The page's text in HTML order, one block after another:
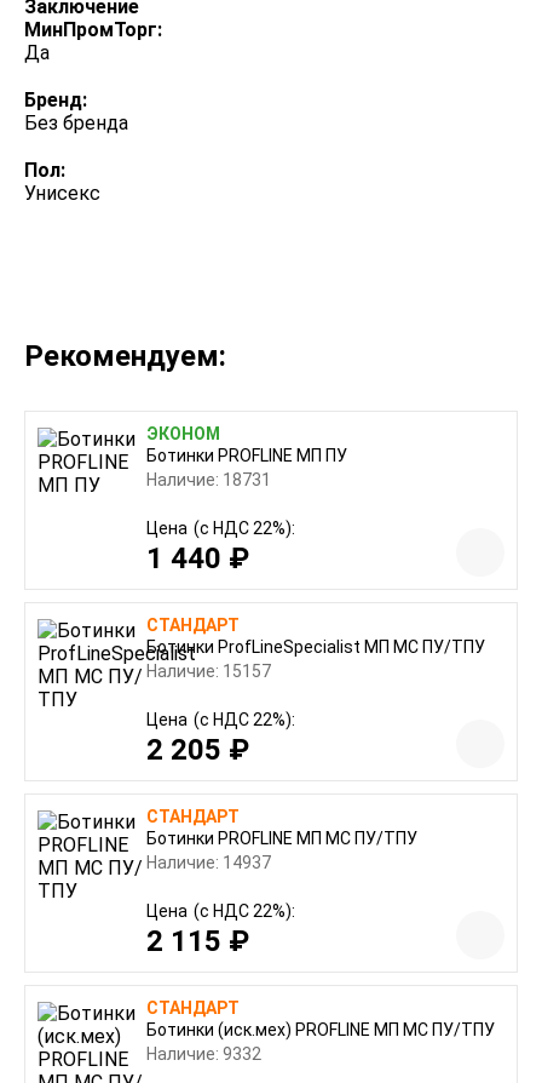
Заключение
МинПромТорг:
Да
Бренд:
Без бренда
Пол:
Унисекс
Рекомендуем:
ЭКОНОМ
Ботинки PROFLINE МП ПУ
Наличие: 18731
Цена (с НДС 22%):
1 440 ₽
СТАНДАРТ
Ботинки ProfLineSpecialist МП МС ПУ/ТПУ
Наличие: 15157
Цена (с НДС 22%):
2 205 ₽
СТАНДАРТ
Ботинки PROFLINE МП МС ПУ/ТПУ
Наличие: 14937
Цена (с НДС 22%):
2 115 ₽
СТАНДАРТ
Ботинки (иск.мех) PROFLINE МП МС ПУ/ТПУ
Наличие: 9332